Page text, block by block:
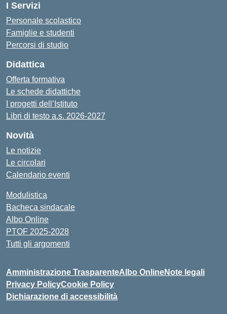
I Servizi
Personale scolastico
Famiglie e studenti
Percorsi di studio
Didattica
Offerta formativa
Le schede didattiche
I progetti dell’Istituto
Libri di testo a.s. 2026-2027
Novità
Le notizie
Le circolari
Calendario eventi
Modulistica
Bacheca sindacale
Albo Online
PTOF 2025-2028
Tutti gli argomenti
Amministrazione TrasparenteAlbo OnlineNote legali
Privacy PolicyCookie Policy
Dichiarazione di accessibilità